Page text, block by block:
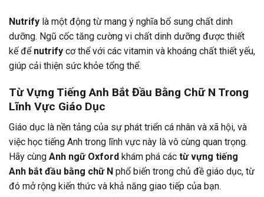
Nutrify là một động từ mang ý nghĩa bổ sung chất dinh
dưỡng. Ngũ cốc tăng cường vi chất dinh dưỡng được thiết
kế để nutrify cơ thể với các vitamin và khoáng chất thiết yếu,
giúp cải thiện sức khỏe tổng thể.
Từ Vựng Tiếng Anh Bắt Đầu Bằng Chữ N Trong
Lĩnh Vực Giáo Dục
Giáo dục là nền tảng của sự phát triển cá nhân và xã hội, và
việc học tiếng Anh trong lĩnh vực này là vô cùng quan trọng.
Hãy cùng Anh ngữ Oxford khám phá các từ vựng tiếng
Anh bắt đầu bằng chữ N phổ biến trong chủ đề giáo dục, từ
đó mở rộng kiến thức và khả năng giao tiếp của bạn.